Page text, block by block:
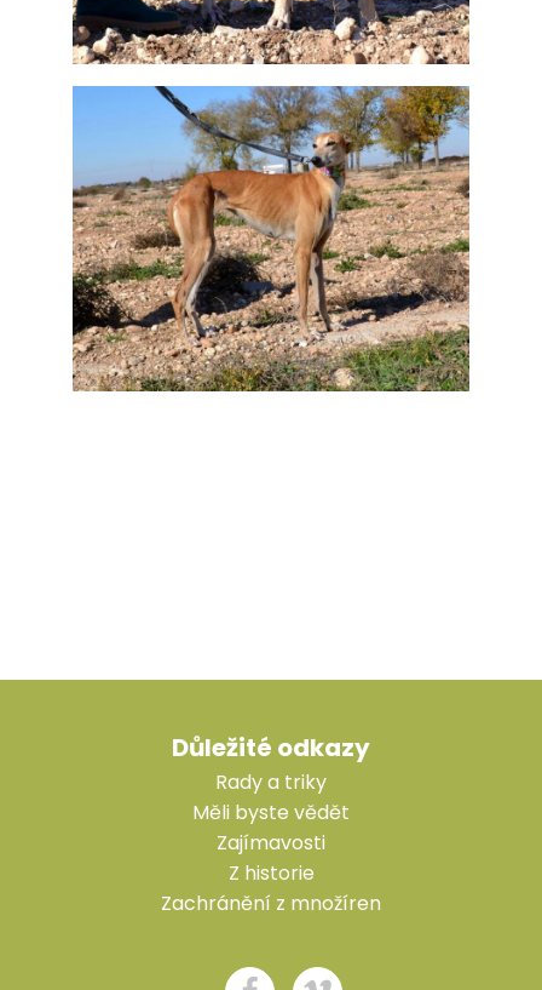
Důležité odkazy
Rady a triky
Měli byste vědět
Zajímavosti
Z historie
Zachránění z množíren